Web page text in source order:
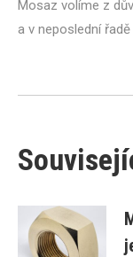
Mosaz volíme z
a v neposlední řadě